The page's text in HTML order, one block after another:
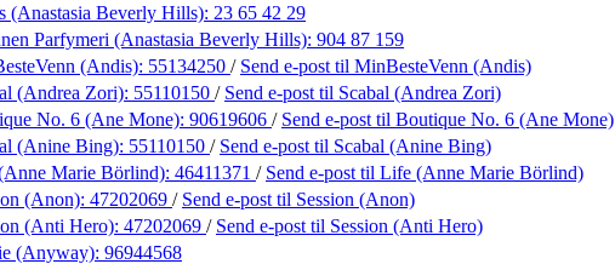
(Anastasia Beverly Hills): 23 65 42 29
Parfymeri (Anastasia Beverly Hills): 904 87 159
(Andis): 55134250 / Send e-post til MinBesteVenn (Andis)
(Andrea Zori): 55110150 / Send e-post til Scabal (Andrea Zori)
No. 6 (Ane Mone): 90619606 / Send e-post til Boutique No. 6 (Ane Mone)
(Anine Bing): 55110150 / Send e-post til Scabal (Anine Bing)
Marie Börlind): 46411371 / Send e-post til Life (Anne Marie Börlind)
(Anon): 47202069 / Send e-post til Session (Anon)
(Anti Hero): 47202069 / Send e-post til Session (Anti Hero)
(Anyway): 96944568